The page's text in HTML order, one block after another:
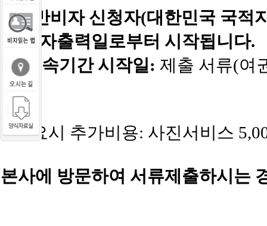
■일반비자 신청자(대한민국 국적
의 비자출력일로부터 시작됩니다.
■*수속기간 시작일: 제출 서류(여
준)
* 필요시 추가비용: 사진서비스
본사에 방문하여 서류제출하시는